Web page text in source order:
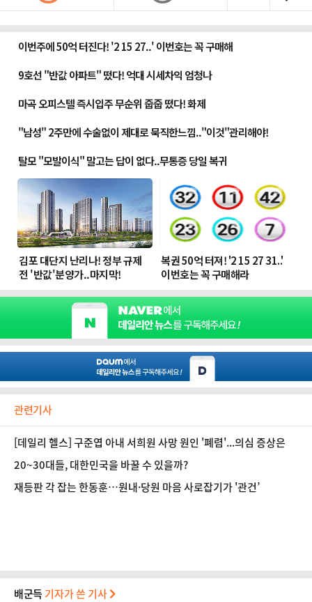
관련기사
[데일리 헬스] 구준엽 아내 서희원 사망 원인 '폐렴'...의심 증상은
20~30대들, 대한민국을 바꿀 수 있을까?
재등판 각 잡는 한동훈…원내·당원 마음 사로잡기가 '관건’
배군득 기자가 쓴 기사